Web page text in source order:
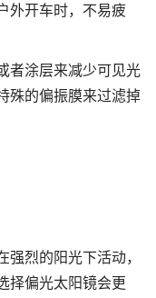
外开车时，不易疲
者涂层来减少可见光
殊的偏振膜来过滤掉
烈的阳光下活动，
择偏光太阳镜会更